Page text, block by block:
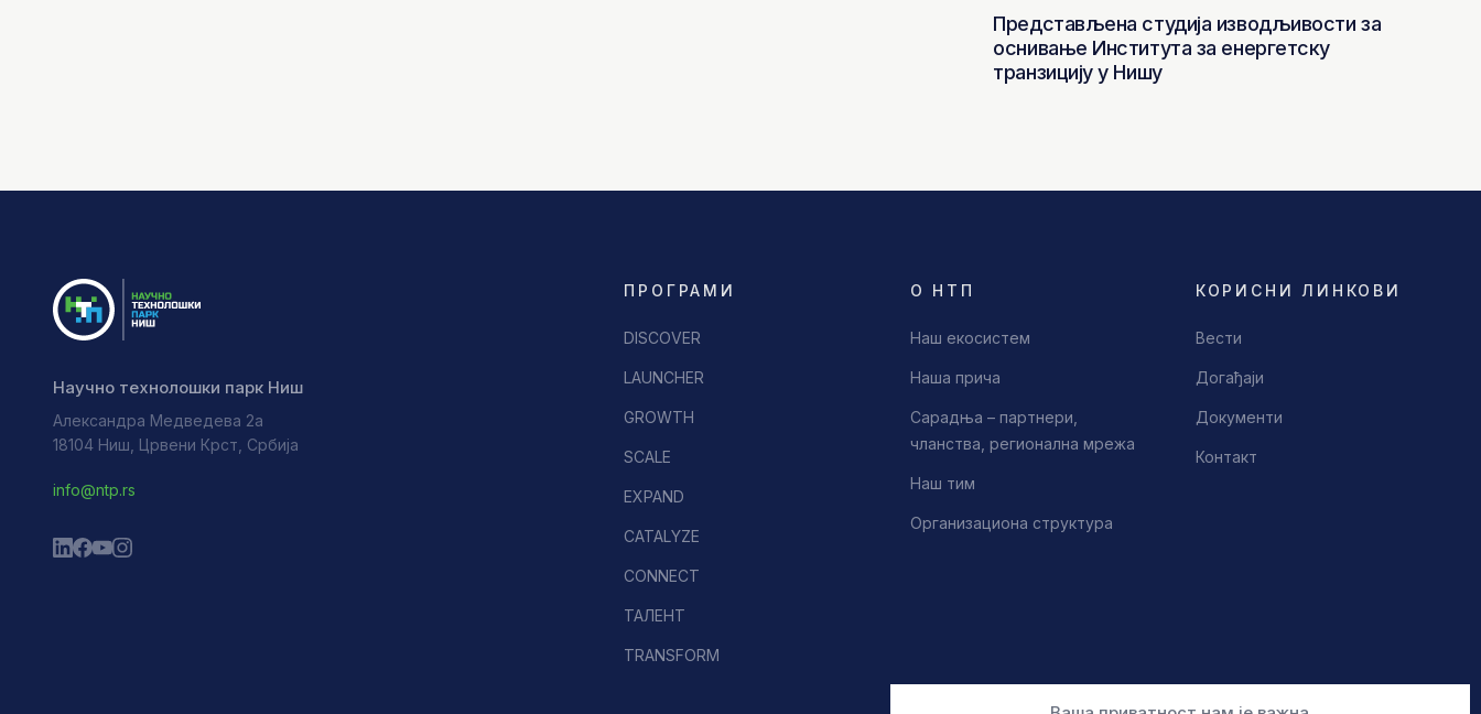
Представљена студија изводљивости за
оснивање Института за енергетску
транзицију у Нишу
Научно технолошки парк Ниш
Александра Медведева 2а
18104 Ниш, Црвени Крст, Србија
info@ntp.rs
ПРОГРАМИ
DISCOVER
LAUNCHER
GROWTH
SCALE
EXPAND
CATALYZE
CONNECT
ТАЛЕНТ
TRANSFORM
О НТП
Наш екосистем
Наша прича
Сарадња – партнери,
чланства, регионална мрежа
Наш тим
Организациона структура
КОРИСНИ ЛИНКОВИ
Вести
Догађаји
Документи
Контакт